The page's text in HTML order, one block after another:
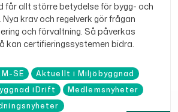
får allt större betydelse för bygg- och
krav och regelverk gör frågan
och förvaltning. Så påverkas
kan certifieringssystemen bidra.
SE
Aktuellt i Miljöbyggnad
iDrift
Medlemsnyheter